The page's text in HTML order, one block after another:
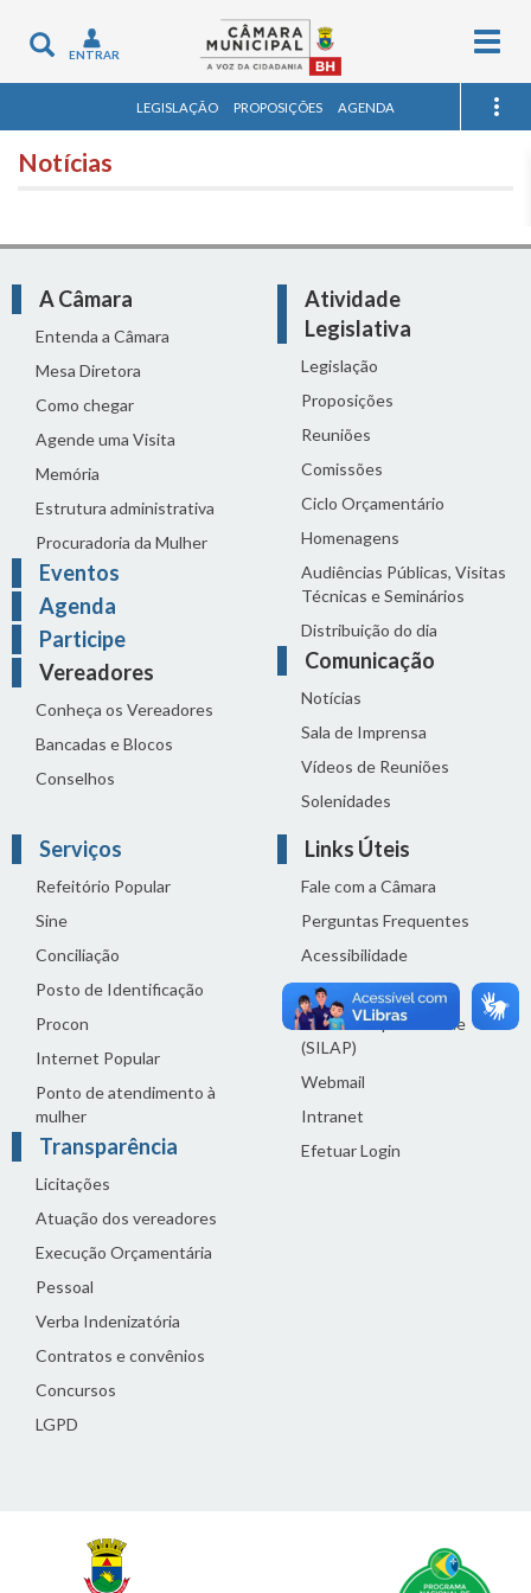
Toggle
navigation
ENTRAR
LEGISLAÇÃO PROPOSIÇÕES AGENDA
Notícias
A Câmara
Entenda a Câmara
Mesa Diretora
Como chegar
Agende uma Visita
Memória
Estrutura administrativa
Procuradoria da Mulher
Eventos
Agenda
Participe
Vereadores
Conheça os Vereadores
Bancadas e Blocos
Conselhos
Atividade
Legislativa
Legislação
Proposições
Reuniões
Comissões
Ciclo Orçamentário
Homenagens
Audiências Públicas, Visitas
Técnicas e Seminários
Distribuição do dia
Comunicação
Notícias
Sala de Imprensa
Vídeos de Reuniões
Solenidades
Serviços
Refeitório Popular
Sine
Conciliação
Posto de Identificação
Procon
Internet Popular
Ponto de atendimento à
mulher
Transparência
Licitações
Atuação dos vereadores
Execução Orçamentária
Pessoal
Verba Indenizatória
Contratos e convênios
Concursos
LGPD
Links Úteis
Fale com a Câmara
Perguntas Frequentes
Acessibilidade
Termos de uso
Política de privacidade
(SILAP)
Webmail
Intranet
Efetuar Login